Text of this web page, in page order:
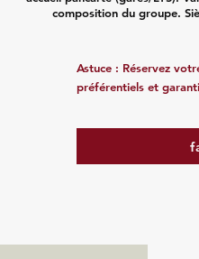
composition du groupe.
Astuce : Réservez
préférentiels et